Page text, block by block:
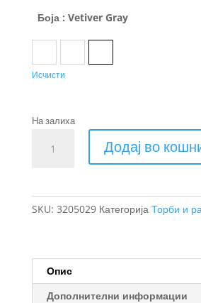
Боја : Vetiver Gray
Исчисти
На залиха
Subterra
Додај во
SKU: 3205029 Категорија Торби и
Опис
Дополнителни информации